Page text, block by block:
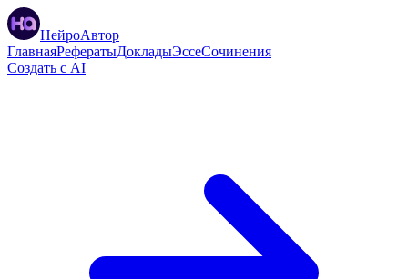
НейроАвтор
ГлавнаяРефератыДокладыЭссеСочинения
Создать с AI